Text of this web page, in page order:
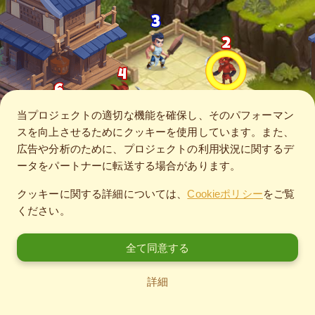
当プロジェクトの適切な機能を確保し、そのパフォーマン
スを向上させるためにクッキーを使用しています。また、
広告や分析のために、プロジェクトの利用状況に関するデ
ータをパートナーに転送する場合があります。
クッキーに関する詳細については、Cookieポリシーをご覧
ください。
全て同意する
詳細